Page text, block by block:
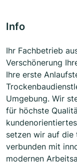
Info
Ihr Fachbetrieb
Verschönerung
Ihre erste
Umgebung. Wir
für höchste
setzen wir auf die
verbunden mit
modernen